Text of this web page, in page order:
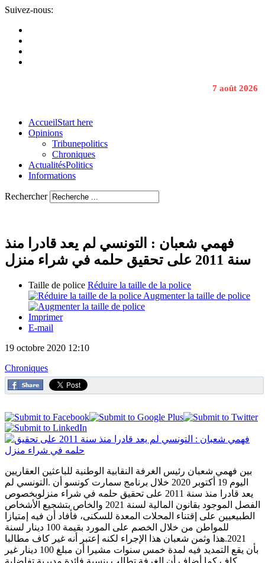
Suivez-nous:
7 août 2026
AccueilStart here
Opinions
Tribunepolitics
Chroniques
ActualitésPolitics
Informations
Rechercher
فهمي شعبان : التونسي لم يعد قادرا منذ
سنة 2011 على تحقيق حلمه في شراء منزل
Taille de police Réduire la taille de la police
Augmenter la taille de police
Imprimer
E-mail
19 octobre 2020 12:10
Chroniques
بين فهمي شعبان رئيس الغرفة النقابية الوطنية للباعثين العقاريين
اليوم 19 أكتوبر 2020 خلال برنامج سمارت كونسو أن .التونسي لم
يعد قادرا منذ سنة 2011 على تحقيق حلمه في شراء منزلوبخصوص
الفصل الموجود بقانون المالية لسنة 2021 والخاص بتشجيع الأشخاص
الطبيعيين على إقتناء المحلات المعدة للسكنى، فأفاد أن فيه إمتيازا
للمواطن من خلال الخصم على المورد بقيمة 100 دينار لسنة
2021.هذا وثمن شعبان هذا الإجراء لكنه إعتبر أنه غير كاف مطالبا
بأن يقع التمديد فيه لمدة خمس سنوات مشيرا أن مبلغ 100 دينار غير
كاف.كما أضاف أن الغرفة تطالب بنسبة فائدة مديرية تفاضلية